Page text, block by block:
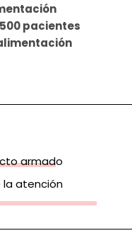
pacientes
armado
la atención